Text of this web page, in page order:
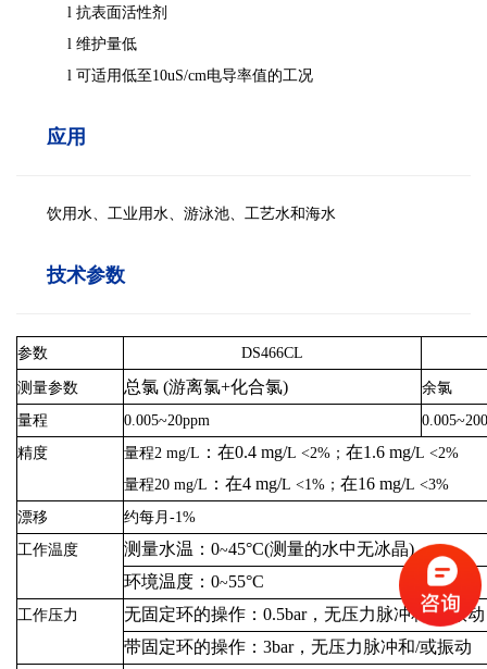
l 抗表面活性剂
l 维护量低
l 可适用低至 10uS/cm电导率值的工况
应用
饮用水、工业用水、游泳池、工艺水和海水
技术参数
参数 DS466CL
测量参数 总氯 (游离氯+化合氯)
余氯
量程
0.005~20ppm 0.005~200
精度
量程2 mg/L ：在0.4 mg/L <2% ； 在1.6 mg/L <2%
量程20 mg/L ：在4 mg/L <1% ； 在16 mg/L <3%
漂移
约每月-1%
工作温度
测量水温： 0~45°C(测量的水中无冰晶)
环境温度： 0~55°C
工作压力 无固定环的操作： 0.5bar，无压力脉冲和/或振动
带固定环的操作： 3bar，无压力脉冲和/或振动